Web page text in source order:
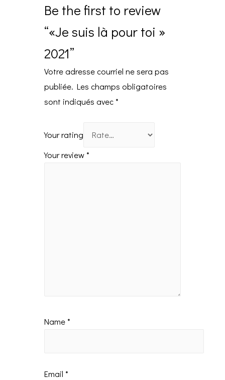
Be the first to review
“«Je suis là pour toi »
2021”
Votre adresse courriel ne sera pas
publiée. Les champs obligatoires
sont indiqués avec*
Your rating
Your review*
Name*
Email*